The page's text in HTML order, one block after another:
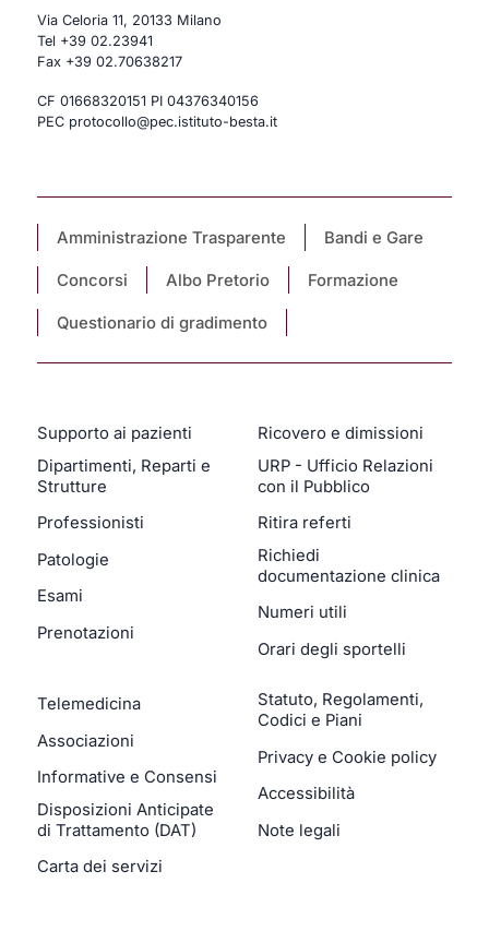
Via Celoria 11, 20133 Milano
Tel +39 02.23941
Fax +39 02.70638217
CF 01668320151 PI 04376340156
PEC protocollo@pec.istituto-besta.it
Amministrazione Trasparente Bandi e Gare
Concorsi Albo Pretorio Formazione
Questionario di gradimento
Supporto ai pazienti
Dipartimenti, Reparti e
Strutture
Professionisti
Patologie
Esami
Prenotazioni
Ricovero e dimissioni
URP - Ufficio Relazioni
con il Pubblico
Ritira referti
Richiedi
documentazione clinica
Numeri utili
Orari degli sportelli
Telemedicina
Associazioni
Informative e Consensi
Disposizioni Anticipate
di Trattamento (DAT)
Carta dei servizi
Statuto, Regolamenti,
Codici e Piani
Privacy e Cookie policy
Accessibilità
Note legali